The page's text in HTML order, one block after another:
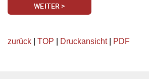
WEITER >
zurück TOP Druckansicht| PDF